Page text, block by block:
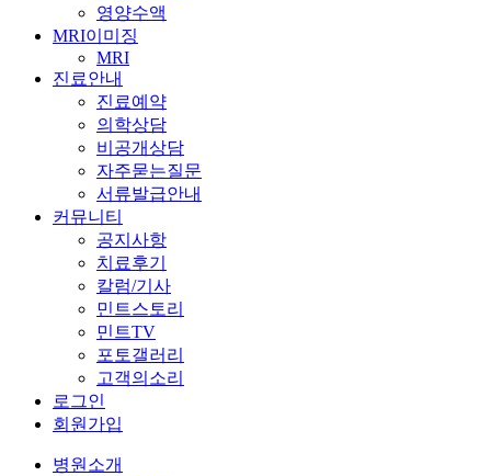
영양수액
MRI이미징
MRI
진료안내
진료예약
의학상담
비공개상담
자주묻는질문
서류발급안내
커뮤니티
공지사항
치료후기
칼럼/기사
민트스토리
민트TV
포토갤러리
고객의소리
로그인
회원가입
병원소개